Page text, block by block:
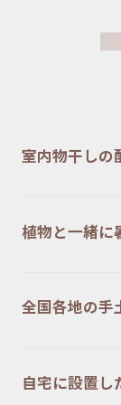
室内物干しの
植物と一緒に
全国各地の手
自宅に設置し